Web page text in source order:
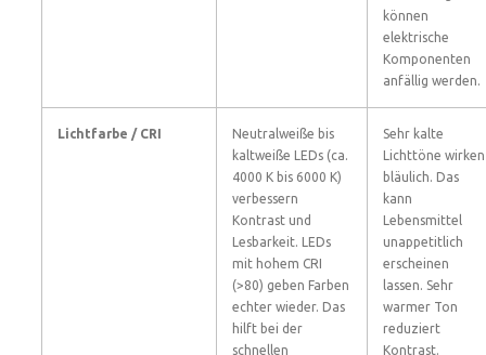
können
elektrische
Komponenten
anfällig werden.
Lichtfarbe / CRI
Neutralweiße bis
kaltweiße LEDs (ca.
4000 K bis 6000 K)
verbessern
Kontrast und
Lesbarkeit. LEDs
mit hohem CRI
(>80) geben Farben
echter wieder. Das
hilft bei der
schnellen
Sehr kalte
Lichttöne wirken
bläulich. Das
kann
Lebensmittel
unappetitlich
erscheinen
lassen. Sehr
warmer Ton
reduziert
Kontrast.